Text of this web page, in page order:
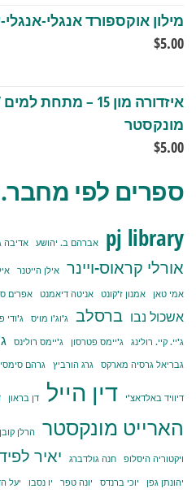
מילון אוקספורד אנגלי-
$5.00
איזדורה מון 15 –
מונקסטר
$5.00
ספרים לפי
pj library אברהם ב. יהושע אדיבה
אורלי קראוס-ויינר אילן הייטנר
אמי טאן אמנון ז'קונט אניטה דיאמנט אפרים
אשכול נבו ברסלב ג'וג'ו מויס ג'ודי
ג'יי. קיי. רולינג ג'יימס פטרסון ג'יימס רולינס
גבריאל גרסיה מארקס
גרג הורביץ גרהם
דיוויד באלדאצ'י דין הייל דן בראון
הארייט מונקסטר הרלן קובן
ויקטוריה היסלופ חנה גולדברג יאיר
יהונתן גפן יוכי ברנדס יונה טפר יו נסבו יעל